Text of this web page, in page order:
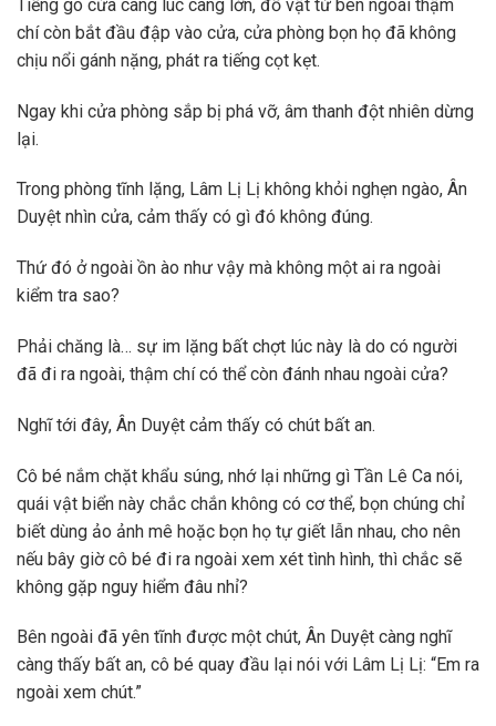
Tiếng gõ cửa càng lúc càng lớn, đồ vật từ bên ngoài thậm
chí còn bắt đầu đập vào cửa, cửa phòng bọn họ đã không
chịu nổi gánh nặng, phát ra tiếng cọt kẹt.
Ngay khi cửa phòng sắp bị phá vỡ, âm thanh đột nhiên dừng
lại.
Trong phòng tĩnh lặng, Lâm Lị Lị không khỏi nghẹn ngào, Ân
Duyệt nhìn cửa, cảm thấy có gì đó không đúng.
Thứ đó ở ngoài ồn ào như vậy mà không một ai ra ngoài
kiểm tra sao?
Phải chăng là… sự im lặng bất chợt lúc này là do có người
đã đi ra ngoài, thậm chí có thể còn đánh nhau ngoài cửa?
Nghĩ tới đây, Ân Duyệt cảm thấy có chút bất an.
Cô bé nắm chặt khẩu súng, nhớ lại những gì Tần Lê Ca nói,
quái vật biển này chắc chắn không có cơ thể, bọn chúng chỉ
biết dùng ảo ảnh mê hoặc bọn họ tự giết lẫn nhau, cho nên
nếu bây giờ cô bé đi ra ngoài xem xét tình hình, thì chắc sẽ
không gặp nguy hiểm đâu nhỉ?
Bên ngoài đã yên tĩnh được một chút, Ân Duyệt càng nghĩ
càng thấy bất an, cô bé quay đầu lại nói với Lâm Lị Lị: “Em ra
ngoài xem chút.”